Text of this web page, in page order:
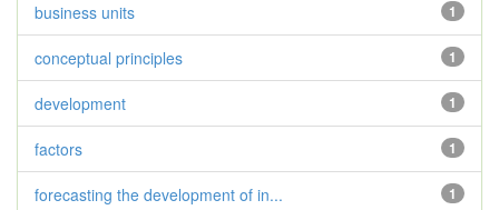
1
business units
1
conceptual principles
1
development
1
factors
1
forecasting the development of in...